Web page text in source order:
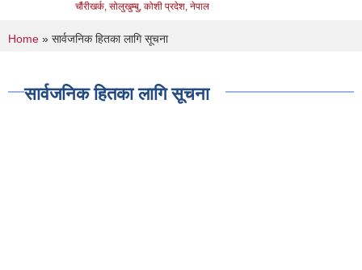
चौंरीखर्क, सोलुखुम्बु, कोशी प्रदेश, नेपाल
You are here
Home » सार्वजनिक हितका लागि सूचना
सार्वजनिक हितका लागि सूचना